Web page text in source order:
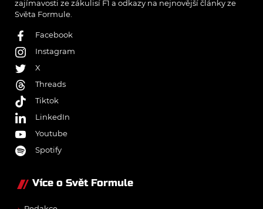
zajímavosti ze zákulisí F1 a odkazy na nejnovější články ze
Světa Formule.
Facebook
Instagram
X
Threads
Tiktok
LinkedIn
Youtube
Spotify
Více o Svět Formule